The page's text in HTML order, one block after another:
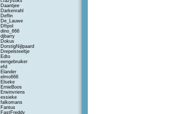
Daantjee
Darkenrahl
Deflin
De_Lauwe
Dftpol
dino_666
djbarry
Dokus
DorstigNijlpaard
Drepelsteeltje
Edto
eengebruiker
efd
Elander
elmo666
Elseke
ErnieBoos
Erwinvriens
essieke
falkomans
Fantus
FastFreddy